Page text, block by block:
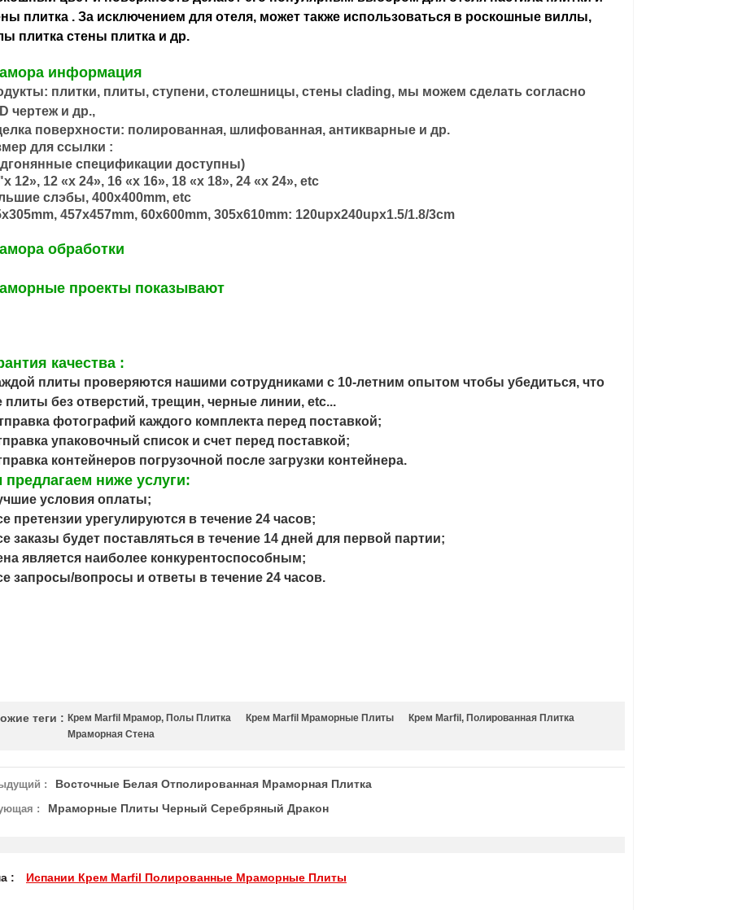
плитка . За исключением для отеля, может также использоваться в роскошные виллы,
плитка стены плитка и др.
информация
плитки, плиты, ступени, столешницы, стены clading, мы можем сделать согласно
чертеж и др.,
поверхности: полированная, шлифованная, антикварные и др.
для ссылки :
спецификации доступны)
12», 12 «x 24», 16 «x 16», 18 «x 18», 24 «x 24», etc
слэбы, 400x400mm, etc
457x457mm, 60x600mm, 305x610mm: 120upx240upx1.5/1.8/3cm
обработки
проекты показывают
качества :
плиты проверяются нашими сотрудниками с 10-летним опытом чтобы убедиться, что
плиты без отверстий, трещин, черные линии, etc...
фотографий каждого комплекта перед поставкой;
упаковочный список и счет перед поставкой;
контейнеров погрузочной после загрузки контейнера.
ниже услуги:
условия оплаты;
претензии урегулируются в течение 24 часов;
заказы будет поставляться в течение 14 дней для первой партии;
является наиболее конкурентоспособным;
запросы/вопросы и ответы в течение 24 часов.
теги : Крем Marfil Мрамор, Полы Плитка Крем Marfil Мраморные Плиты
Крем Marfil, Полированная Плитка
Мраморная Стена
: Восточные Белая Отполированная Мраморная Плитка
: Мраморные Плиты Черный Серебряный Дракон
: Испании Крем Marfil Полированные Мраморные Плиты